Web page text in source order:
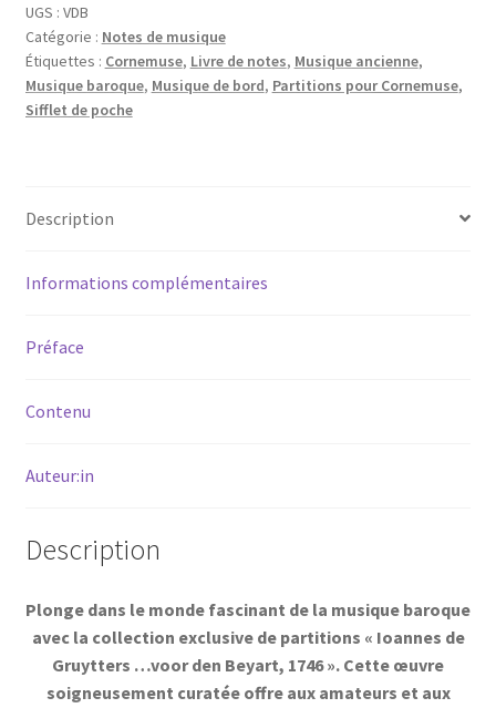
...pour
le
Beyart,
1746
UGS : VDB
Catégorie : Notes de musique
Étiquettes : Cornemuse, Livre de notes, Musique ancienne,
Musique baroque, Musique de bord, Partitions pour Cornemuse,
Sifflet de poche
Description
Informations complémentaires
Préface
Contenu
Auteur:in
Description
Plonge dans le monde fascinant de la musique baroque
avec la collection exclusive de partitions « Ioannes de
Gruytters …voor den Beyart, 1746 ». Cette œuvre
soigneusement curatée offre aux amateurs et aux